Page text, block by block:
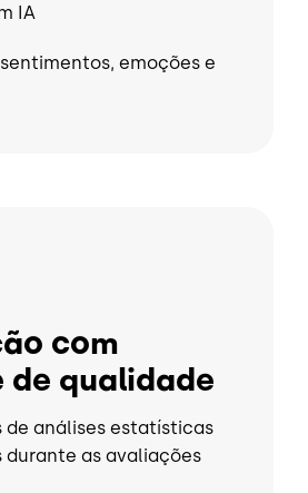
IA
emoções e
com
qualidade
de análises estatísticas
durante as avaliações